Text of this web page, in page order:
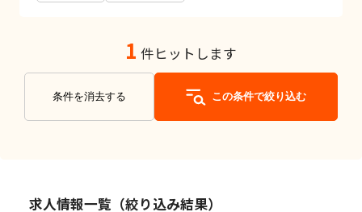
1 件ヒットします
条件を消去する この条件で絞り込む
求人情報一覧（絞り込み結果）